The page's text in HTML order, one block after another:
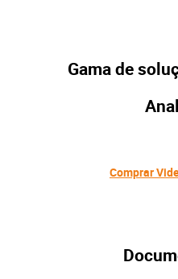
Gama de
Comprar